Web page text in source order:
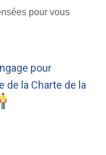
pour vous
pour
de la Charte de la